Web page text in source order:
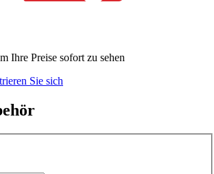
Ihre Preise sofort zu sehen
Sie sich